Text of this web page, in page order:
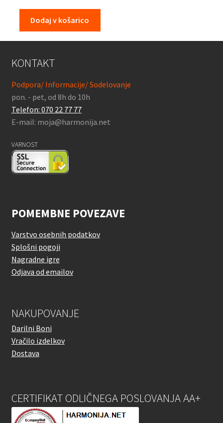
Dodaj v košarico
KONTAKT
Podpora/ Informacije/ Sodelovanje
pon. - pet, od 8h do 10h
Telefon: 070 22 77 77
E-mail: moja@harmonija.net
VARNOST
POMEMBNE POVEZAVE
Varstvo osebnih podatkov
Splošni pogoji
Nagradne igre
Odjava od emailov
NAKUPOVANJE
Darilni Boni
Vračilo izdelkov
Dostava
CERTIFIKAT ODLIČNEGA POSLOVANJA AA+